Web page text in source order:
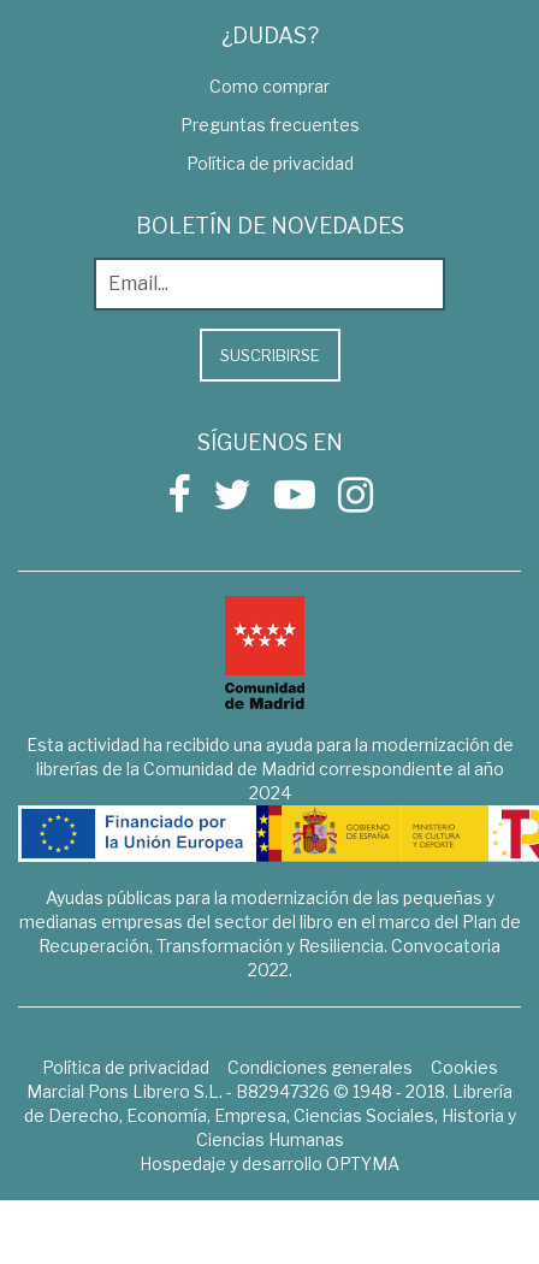
¿DUDAS?
Como comprar
Preguntas frecuentes
Política de privacidad
BOLETÍN DE NOVEDADES
SUSCRIBIRSE
SÍGUENOS EN
Esta actividad ha recibido una ayuda para la modernización de
librerías de la Comunidad de Madrid correspondiente al año
2024
Ayudas públicas para la modernización de las pequeñas y
medianas empresas del sector del libro en el marco del Plan de
Recuperación, Transformación y Resiliencia. Convocatoria
2022.
Política de privacidad Condiciones generales
Cookies
Marcial Pons Librero S.L. - B82947326 © 1948 - 2018. Librería
de Derecho, Economía, Empresa, Ciencias Sociales, Historia y
Ciencias Humanas
Hospedaje y desarrollo OPTYMA